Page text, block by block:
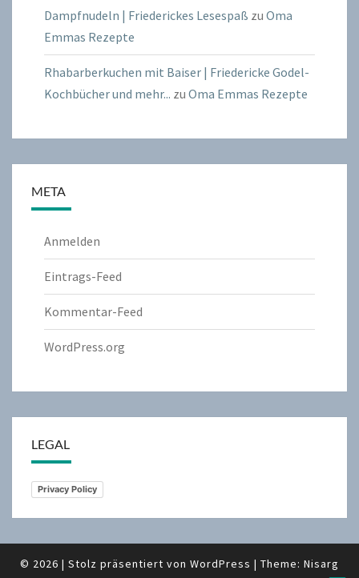
Dampfnudeln | Friederickes Lesespaß zu Oma
Emmas Rezepte
Rhabarberkuchen mit Baiser | Friedericke Godel-
Kochbücher und mehr... zu Oma Emmas Rezepte
META
Anmelden
Eintrags-Feed
Kommentar-Feed
WordPress.org
LEGAL
Privacy Policy
© 2026 | Stolz präsentiert von WordPress | Theme: Nisarg